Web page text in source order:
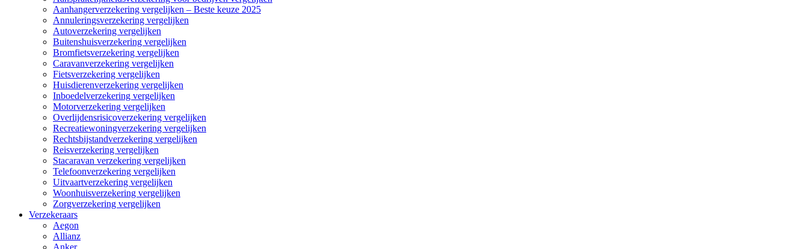
Aanhangerverzekering vergelijken – Beste keuze 2025
Annuleringsverzekering vergelijken
Autoverzekering vergelijken
Buitenshuisverzekering vergelijken
Bromfietsverzekering vergelijken
Caravanverzekering vergelijken
Fietsverzekering vergelijken
Huisdierenverzekering vergelijken
Inboedelverzekering vergelijken
Motorverzekering vergelijken
Overlijdensrisicoverzekering vergelijken
Recreatiewoningverzekering vergelijken
Rechtsbijstandverzekering vergelijken
Reisverzekering vergelijken
Stacaravan verzekering vergelijken
Telefoonverzekering vergelijken
Uitvaartverzekering vergelijken
Woonhuisverzekering vergelijken
Zorgverzekering vergelijken
Verzekeraars
Aegon
Allianz